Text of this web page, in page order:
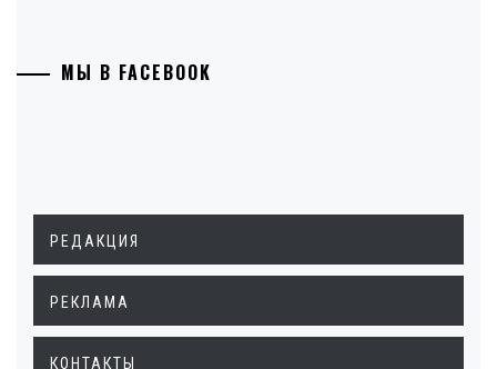
МЫ В FACEBOOK
РЕДАКЦИЯ
РЕКЛАМА
КОНТАКТЫ